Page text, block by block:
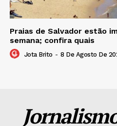
Praias de Salvador estão
semana; confira quais
Jota Brito - 8 De Agosto De